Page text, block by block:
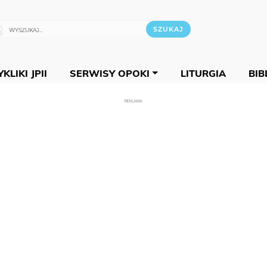
JPII SERWISY OPOKI LITURGIA
REKLAMA